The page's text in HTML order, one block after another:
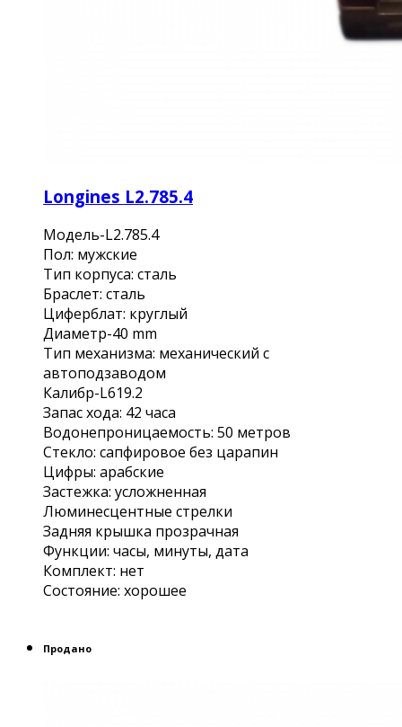
Longines L2.785.4
Модель-L2.785.4
Пол: мужские
Тип корпуса: сталь
Браслет: сталь
Циферблат: круглый
Диаметр-40 mm
Тип механизма: механический с
автоподзаводом
Калибр-L619.2
Запас хода: 42 часа
Водонепроницаемость: 50 метров
Стекло: сапфировое без царапин
Цифры: арабские
Застежка: усложненная
Люминесцентные стрелки
Задняя крышка прозрачная
Функции: часы, минуты, дата
Комплект: нет
Состояние: хорошее
Продано